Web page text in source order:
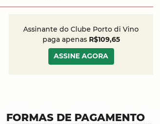
Assinante do Clube Porto di Vino
paga apenas R$109,65
ASSINE AGORA
FORMAS DE PAGAMENTO